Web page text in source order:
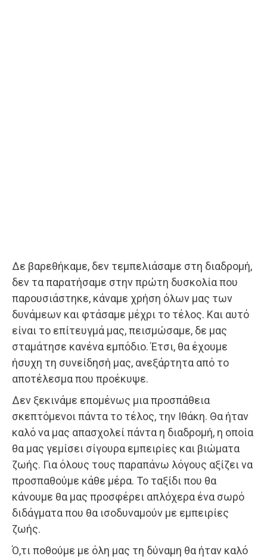
Δε βαρεθήκαμε, δεν τεμπελιάσαμε στη διαδρομή,
δεν τα παρατήσαμε στην πρώτη δυσκολία που
παρουσιάστηκε, κάναμε χρήση όλων μας των
δυνάμεων και φτάσαμε μέχρι το τέλος. Και αυτό
είναι το επίτευγμά μας, πεισμώσαμε, δε μας
σταμάτησε κανένα εμπόδιο. Έτσι, θα έχουμε
ήσυχη τη συνείδησή μας, ανεξάρτητα από το
αποτέλεσμα που προέκυψε.
Δεν ξεκινάμε επομένως μια προσπάθεια
σκεπτόμενοι πάντα το τέλος, την Ιθάκη. Θα ήταν
καλό να μας απασχολεί πάντα η διαδρομή, η οποία
θα μας γεμίσει σίγουρα εμπειρίες και βιώματα
ζωής. Για όλους τους παραπάνω λόγους αξίζει να
προσπαθούμε κάθε μέρα. Το ταξίδι που θα
κάνουμε θα μας προσφέρει απλόχερα ένα σωρό
διδάγματα που θα ισοδυναμούν με εμπειρίες
ζωής.
Ό,τι ποθούμε με όλη μας τη δύναμη θα ήταν καλό